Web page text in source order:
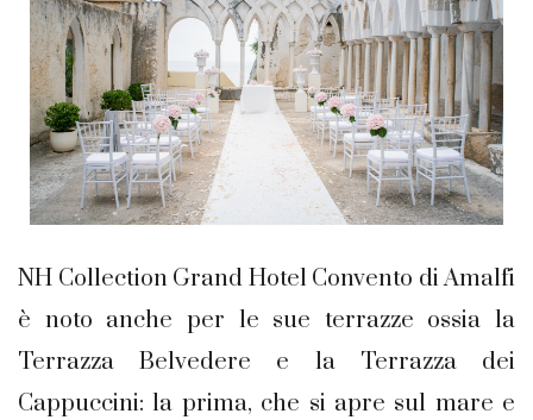
NH Collection Grand Hotel Convento di Amalfi
è noto anche per le sue terrazze ossia la
Terrazza Belvedere e la Terrazza dei
Cappuccini: la prima, che si apre sul mare e